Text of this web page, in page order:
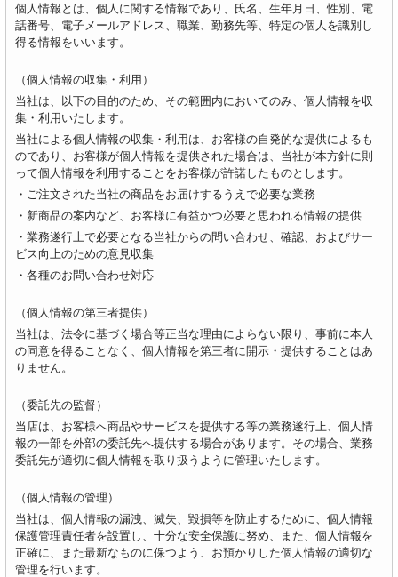
個人情報とは、個人に関する情報であり、氏名、生年月日、性別、電
話番号、電子メールアドレス、職業、勤務先等、特定の個人を識別し
得る情報をいいます。
（個人情報の収集・利用）
当社は、以下の目的のため、その範囲内においてのみ、個人情報を収
集・利用いたします。
当社による個人情報の収集・利用は、お客様の自発的な提供によるも
のであり、お客様が個人情報を提供された場合は、当社が本方針に則
って個人情報を利用することをお客様が許諾したものとします。
・ご注文された当社の商品をお届けするうえで必要な業務
・新商品の案内など、お客様に有益かつ必要と思われる情報の提供
・業務遂行上で必要となる当社からの問い合わせ、確認、およびサー
ビス向上のための意見収集
・各種のお問い合わせ対応
（個人情報の第三者提供）
当社は、法令に基づく場合等正当な理由によらない限り、事前に本人
の同意を得ることなく、個人情報を第三者に開示・提供することはあ
りません。
（委託先の監督）
当店は、お客様へ商品やサービスを提供する等の業務遂行上、個人情
報の一部を外部の委託先へ提供する場合があります。その場合、業務
委託先が適切に個人情報を取り扱うように管理いたします。
（個人情報の管理）
当社は、個人情報の漏洩、滅失、毀損等を防止するために、個人情報
保護管理責任者を設置し、十分な安全保護に努め、また、個人情報を
正確に、また最新なものに保つよう、お預かりした個人情報の適切な
管理を行います。